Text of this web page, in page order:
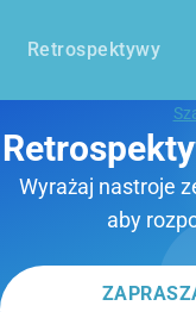
Retrospektywy
Wyrażaj nastroje
aby